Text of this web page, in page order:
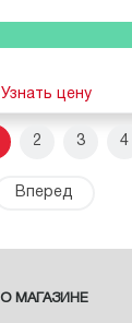
Узнать цену
2 3 4
Вперед
О МАГАЗИНЕ